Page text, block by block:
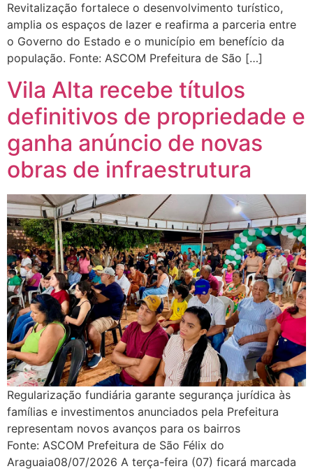
Revitalização fortalece o desenvolvimento turístico,
amplia os espaços de lazer e reafirma a parceria entre
o Governo do Estado e o município em benefício da
população. Fonte: ASCOM Prefeitura de São […]
Vila Alta recebe títulos
definitivos de propriedade e
ganha anúncio de novas
obras de infraestrutura
Regularização fundiária garante segurança jurídica às
famílias e investimentos anunciados pela Prefeitura
representam novos avanços para os bairros
Fonte: ASCOM Prefeitura de São Félix do
Araguaia08/07/2026 A terça-feira (07) ficará marcada